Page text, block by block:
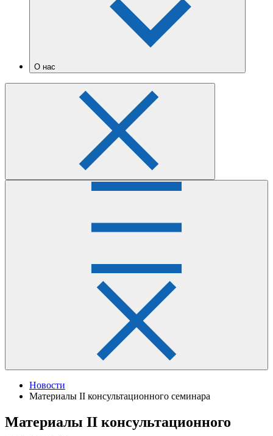
О нас
Новости
Материалы II консультационного семинара
Материалы II консультационного